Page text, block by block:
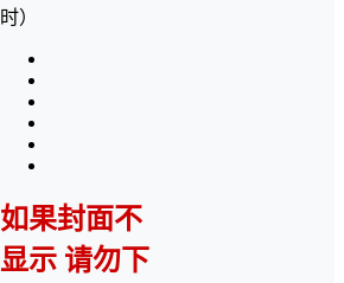
时）
如果封面不
显示 请勿下